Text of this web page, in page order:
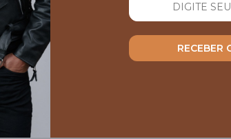
é muito
é
e
de
avaliação)
100% dos clientes
RECEBER